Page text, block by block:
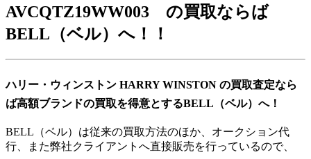
AVCQTZ19WW003 の買取ならば
BELL（ベル）へ！！
ハリー・ウィンストン HARRY WINSTON の買取査定なら
ば高額ブランドの買取を得意とするBELL（ベル）へ！
BELL（ベル）は従来の買取方法のほか、オークション代
行、また弊社クライアントへ直接販売を行っているので、